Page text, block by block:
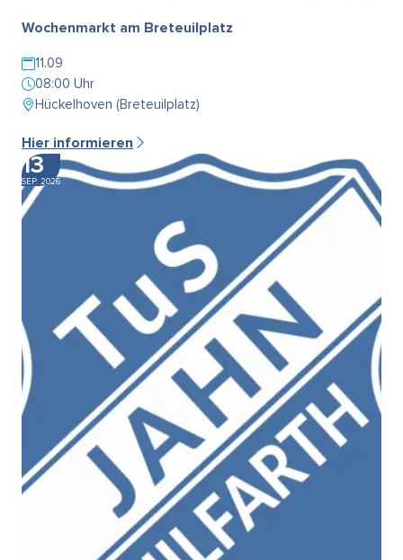
Wochenmarkt am Breteuilplatz
11.09
08:00 Uhr
Hückelhoven (Breteuilplatz)
Hier informieren
13
SEP. 2026